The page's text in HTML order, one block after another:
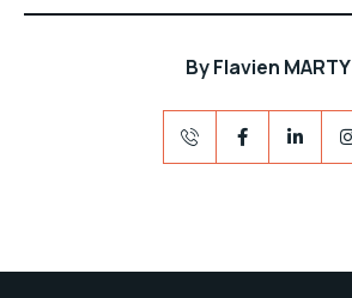
ByFlavien MARTY